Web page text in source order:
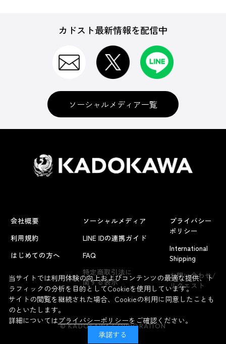
カドスト最新情報を配信中
ソーシャルメディア一覧
会社概要
利用規約
はじめての方へ
ソーシャルメディア
LINE IDの連携ガイド
FAQ
特定商取引法に
関する表示
プライバシー
ポリシー
International
Shipping
お問い合わせ/
リクエスト
© KADOKAWA CORPORATION
当サイトでは利用体験の向上およびコンテンツの最適な提供、ト
ラフィックの分析を目的としてCookieを使用しています。
サイトの閲覧を継続された場合、Cookieの利用に同意したことも
のといたします。
詳細についてはプライバシーポリシーをご確認ください。
承諾する